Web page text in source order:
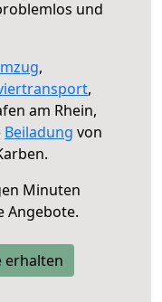
und
,
,
am Rhein,
Beiladung von
Minuten
Angebote.
erhalten